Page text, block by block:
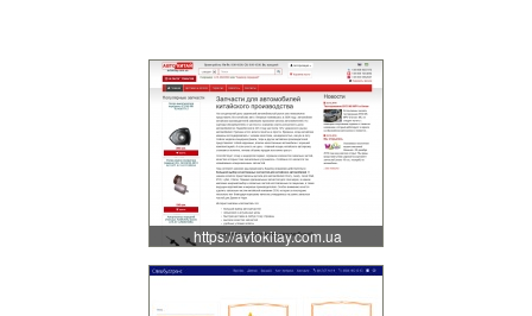
https://avtokitay.com.ua